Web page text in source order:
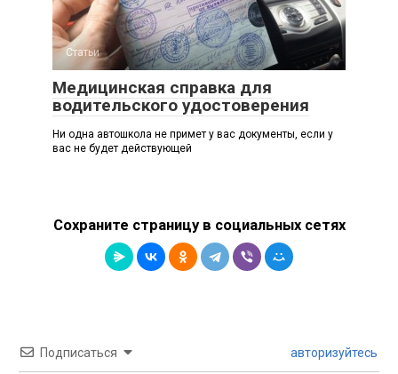
Статьи
Медицинская справка для
водительского удостоверения
Ни одна автошкола не примет у вас документы, если у
вас не будет действующей
Сохраните страницу в социальных сетях
Подписаться авторизуйтесь